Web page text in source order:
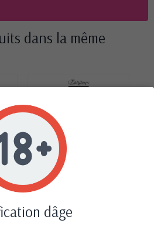
dans la même
dâge